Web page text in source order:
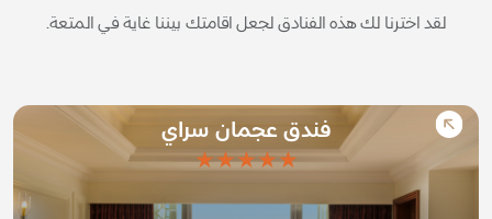
لقد اخترنا لك هذه الفنادق لجعل اقامتك بيننا غاية في المتعة.
فندق عجمان سراي
★★★★★